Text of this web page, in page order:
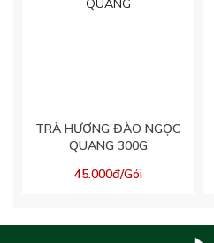
TRÀ HƯƠNG ĐÀO NGỌC
QUANG 300G
45.000đ/Gói